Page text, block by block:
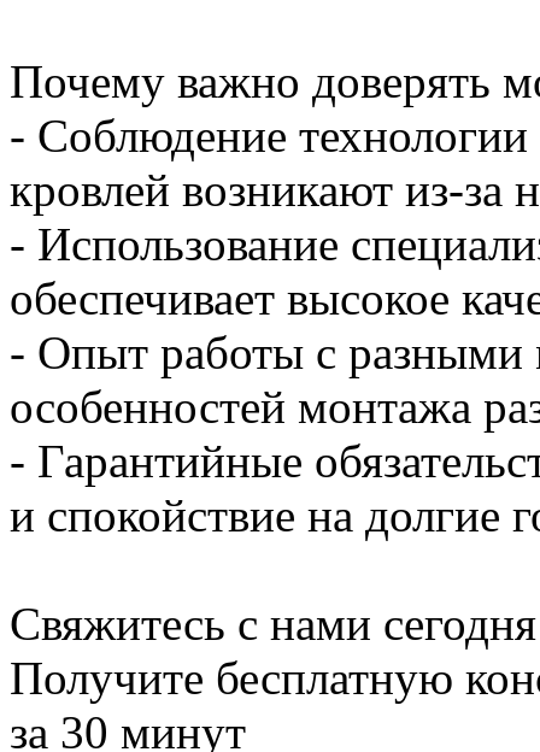
Почему важно доверять
- Соблюдение
кровлей возникают из-за
- Использование
обеспечивает высокое
- Опыт работы с разными
особенностей монтажа
- Гарантийные
и спокойствие на долгие
Свяжитесь с нами
Получите бесплатную
за 30 минут